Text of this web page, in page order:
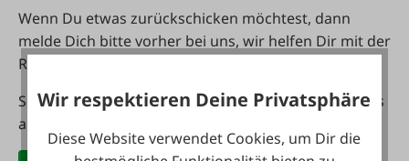
Wenn Du etwas zurückschicken möchtest, dann
melde Dich bitte vorher bei uns, wir helfen Dir mit der
Rücksendung.
Schreibe uns ein E-Mail aninfo@faie.atoder rufe uns
an unter
Wir respektieren Deine Privatsphäre
Diese Website verwendet Cookies, um Dir die